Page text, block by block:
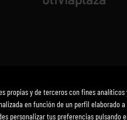
LegalPolítica de privacidad y cookiesTérminos
propias y de terceros con fines analíticos
en función de un perfil elaborado
personalizar tus preferencias pulsando